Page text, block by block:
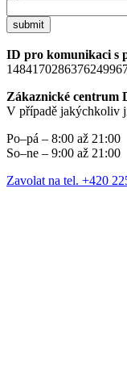
submit
ID pro komunikaci s
Zákaznické centrum
V případě jakýchkoliv
Po–pá – 8:00 až 21:00
So–ne – 9:00 až 21:00
Zavolat na tel. +420